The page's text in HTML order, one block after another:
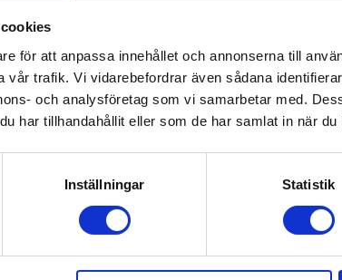
för att anpassa innehållet och annonserna till
vår trafik. Vi vidarebefordrar även sådana
och analysföretag som vi samarbetar med.
har tillhandahållit eller som de har samlat in när
Inställningar Statistik
som klarar av vardagens alla vägar.